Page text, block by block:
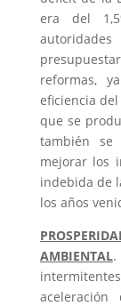
era del
reformas,
eficiencia
que se
también se
mejorar los
indebida de
los años
AMBIENTAL.